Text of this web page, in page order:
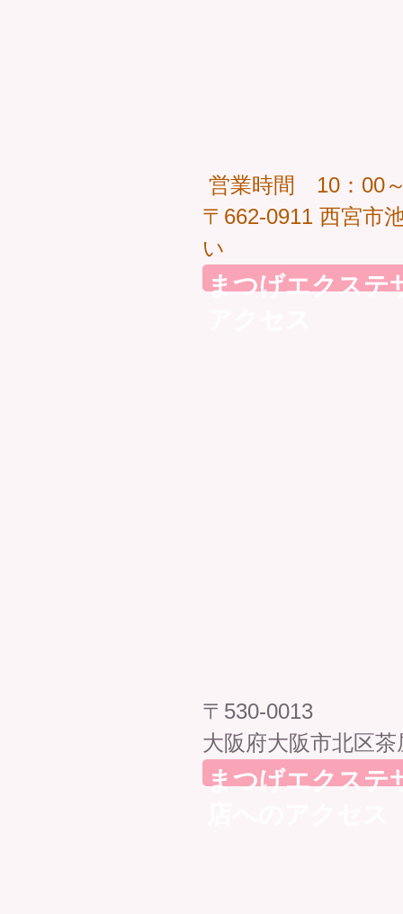
営業時間 10：00
〒662-0911 西宮
い
まつげエクス
〒530-0013
大阪府大阪市北区
まつげエクス